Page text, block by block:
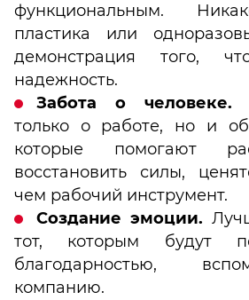
функциональным.
пластика или
демонстрация того,
надежность.
Забота о человеке.
только о работе, но и
которые помогают
восстановить силы,
чем рабочий инструмент.
Создание эмоции.
тот, которым будут
благодарностью,
компанию.